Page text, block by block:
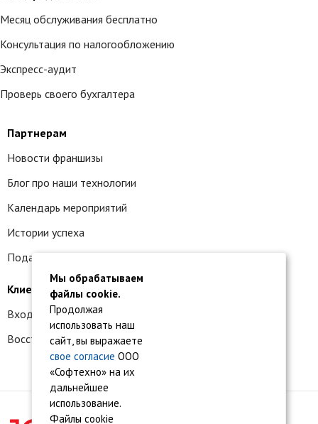
Месяц обслуживания бесплатно
Консультация по налогообложению
Экспресс-аудит
Проверь своего бухгалтера
Партнерам
Новости франшизы
Блог про наши технологии
Календарь мероприятий
Истории успеха
Подать заявку на франшизу
Клиентам
Вход в личный кабинет
Восстановление доступа к сервису 1С:БО
Мы обрабатываем
файлы cookie.
Продолжая
использовать наш
сайт, вы выражаете
свое согласие ООО
«Софтехно» на их
дальнейшее
использование.
Файлы cookie